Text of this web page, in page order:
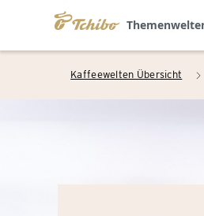
Kaffeewelten Übersicht arrow_right